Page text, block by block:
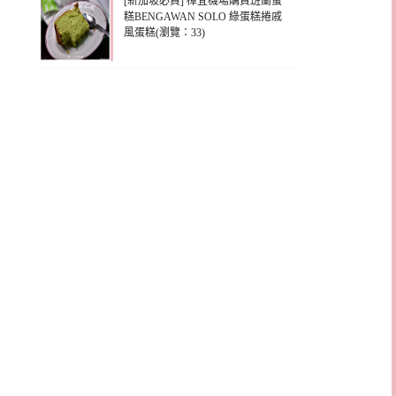
糕BENGAWAN SOLO 綠蛋糕捲戚
風蛋糕(瀏覽：33)